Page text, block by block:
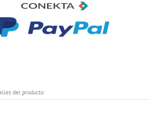
del producto